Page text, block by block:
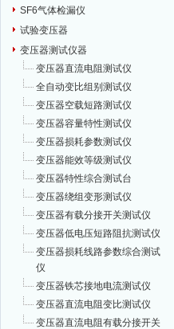
SF6气体检漏仪
试验变压器
变压器测试仪器
变压器直流电阻测试仪
全自动变比组别测试仪
变压器空载短路测试仪
变压器容量特性测试仪
变压器损耗参数测试仪
变压器能效等级测试仪
变压器特性综合测试台
变压器绕组变形测试仪
变压器有载分接开关测试仪
变压器低电压短路阻抗测试仪
变压器损耗线路参数综合测试
仪
变压器铁芯接地电流测试仪
变压器直流电阻变比测试仪
变压器直流电阻有载分接开关